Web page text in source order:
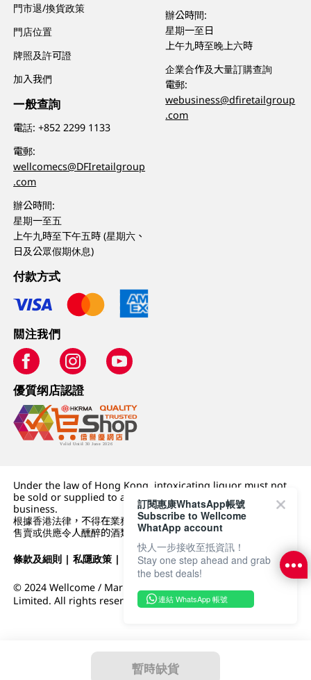
暫時缺貨
門市退/換貨政策
門店位置
牌照及許可證
加入我們
一般查詢
電話:+852 2299 1133
電郵:
wellcomecs@DFIretailgroup
.com
辦公時間:
星期一至五
上午九時至下午五時 (星期六、
日及公眾假期休息)
辦公時間:
星期一至日
上午九時至晚上六時
企業合作及大量訂購查詢
電郵:
webusiness@dfiretailgroup
.com
付款方式
關注我們
優質纲店認證
Under the law of Hong Kong, intoxicating liquor must not
be sold or supplied to a minor (under 18) in the course of
business.
根據香港法律，不得在業務過程中，向未成年人 (18 歲以下人士)
售賣或供應令人醺醉的酒類。
條款及細則 |私隱政策 | DFI零售集團
© 2024 Wellcome / Market Place. The Dairy Farm Company
Limited. All rights reserved.
訂閱惠康WhatsApp帳號
Subscribe to Wellcome
WhatApp account
快人一步接收至抵資訊！
Stay one step ahead and grab
the best deals!
連結 WhatsApp 帳號